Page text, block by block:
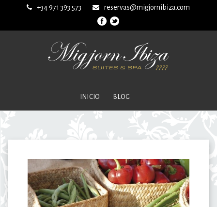
+34 971 393 573 reservas@migjornibiza.com
INICIO BLOG